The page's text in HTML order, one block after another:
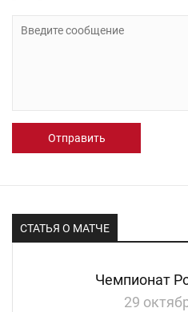
Отправить
СТАТЬЯ О МАТЧЕ
Чемпионат
29